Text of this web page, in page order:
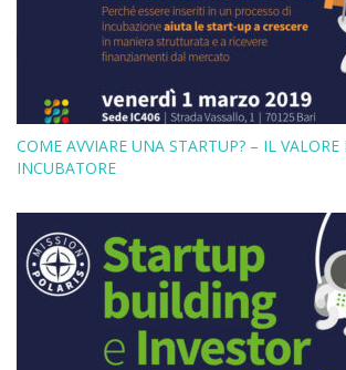
COME AVVIARE UNA STARTUP? – IL
INCUBATORE